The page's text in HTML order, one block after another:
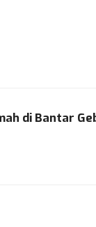
di Bantar